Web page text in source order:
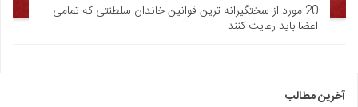
20 مورد از سختگیرانه ترین قوانین خاندان سلطنتی که تمامی
اعضا باید رعایت کنند
آخرین مطالب